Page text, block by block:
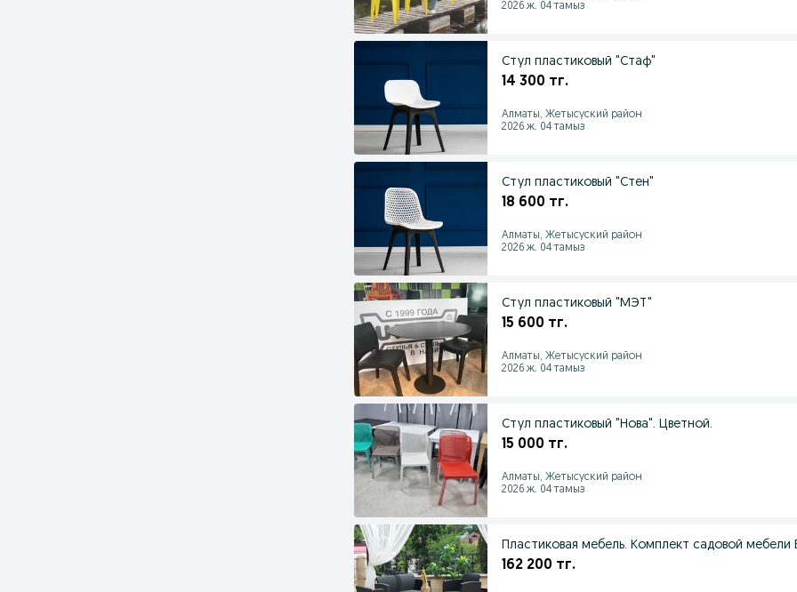
2026 ж. 04 тамыз
Стул пластиковый "Стаф"
14 300 тг.
Алматы, Жетысуский район
2026 ж. 04 тамыз
Стул пластиковый "Стен"
18 600 тг.
Алматы, Жетысуский район
2026 ж. 04 тамыз
Стул пластиковый "МЭТ"
15 600 тг.
Алматы, Жетысуский район
2026 ж. 04 тамыз
Стул пластиковый "Нова". Цветной.
15 000 тг.
Алматы, Жетысуский район
2026 ж. 04 тамыз
Пластиковая мебель. Комплект садовой
162 200 тг.